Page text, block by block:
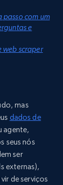
passo com um
e
web scraper
mas
dados de
agente,
seus nós
ser
externas),
de serviços